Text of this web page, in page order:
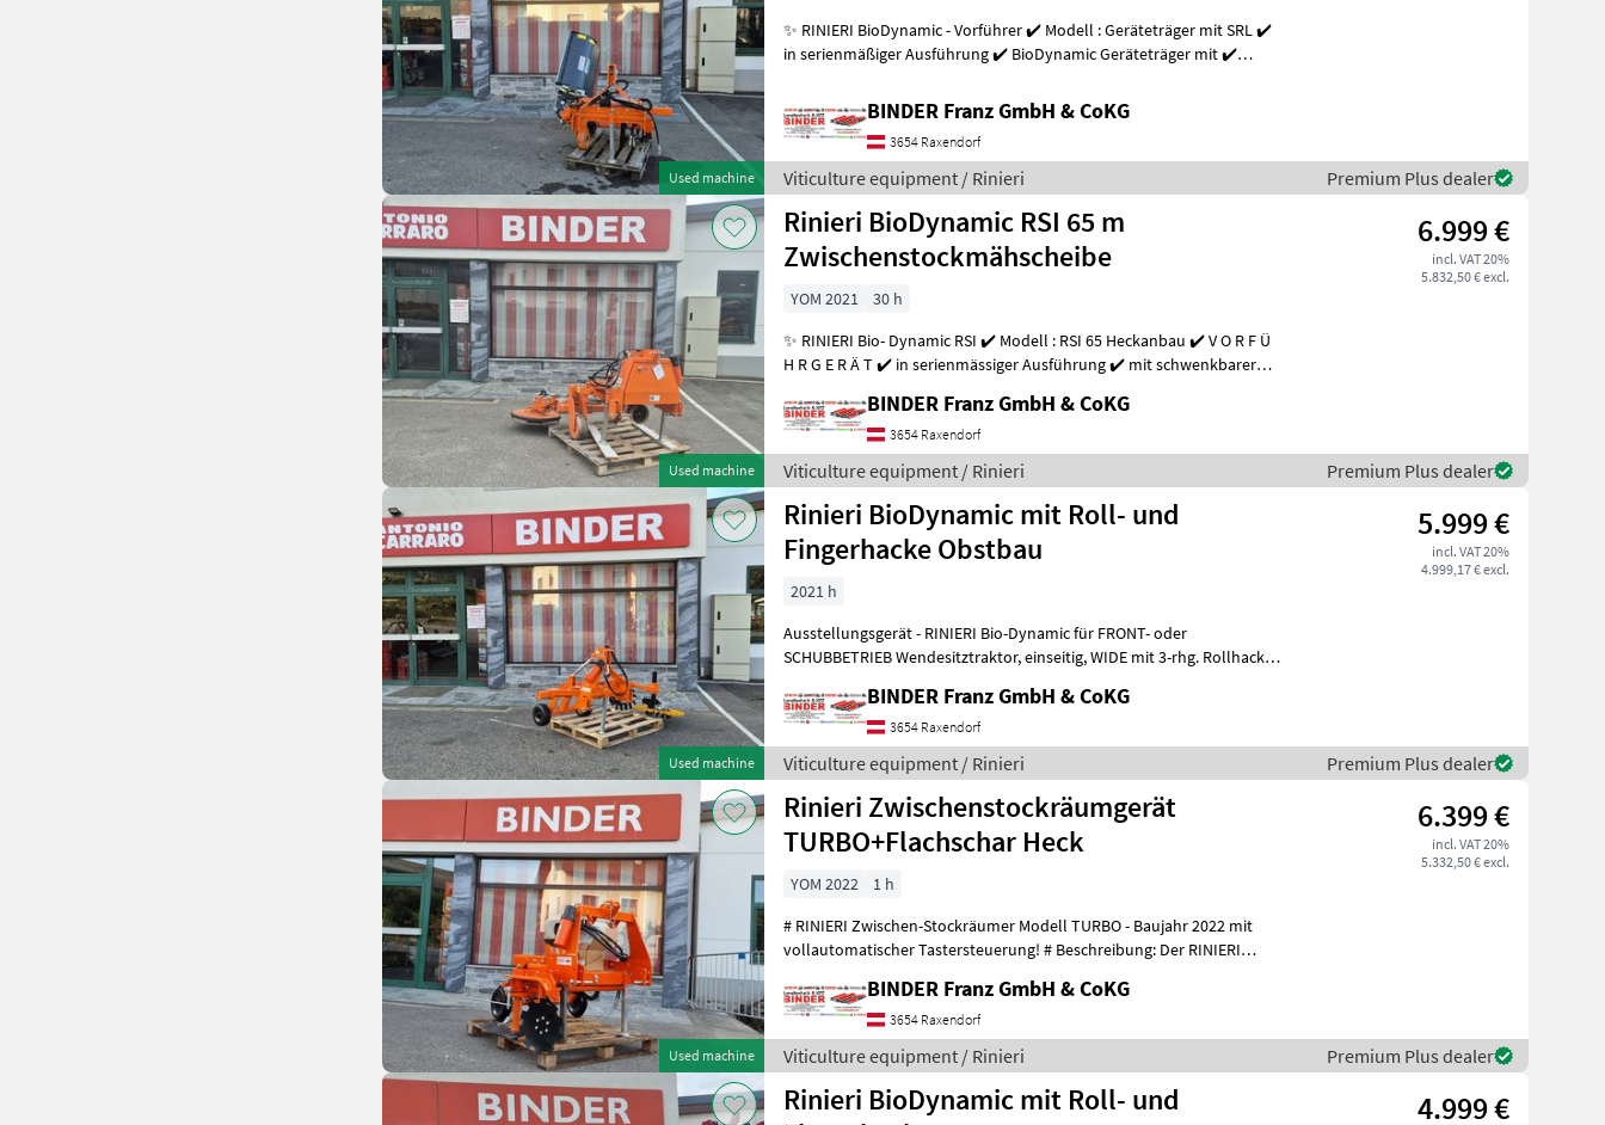
Used machine
✨ RINIERI BioDynamic - Vorführer ✔️ Modell : Geräteträger mit SRL ✔️
in serienmäßiger Ausführung ✔️ BioDynamic Geräteträger mit ✔️
BINDER Franz GmbH & CoKG
3654 Raxendorf
Viticulture equipment / Rinieri Premium Plus dealer
Used machine
Rinieri BioDynamic RSI 65 m
Zwischenstockmähscheibe
6.999 €
incl. VAT 20%
5.832,50 € excl.
YOM 2021
30 h
✨ RINIERI Bio- Dynamic RSI ✔️ Modell : RSI 65 Heckanbau ✔️ V O R F Ü
H R G E R Ä T ✔️ in serienmässiger Ausführung ✔️ mit schwenkbarer
BINDER Franz GmbH & CoKG
3654 Raxendorf
Viticulture equipment / Rinieri Premium Plus dealer
Used machine
Rinieri BioDynamic mit Roll- und
Fingerhacke Obstbau
5.999 €
incl. VAT 20%
4.999,17 € excl.
2021 h
Ausstellungsgerät - RINIERI Bio-Dynamic für FRONT- oder
SCHUBBETRIEB Wendesitztraktor, einseitig, WIDE mit 3-rhg. Rollhacke
BINDER Franz GmbH & CoKG
3654 Raxendorf
Viticulture equipment / Rinieri Premium Plus dealer
Used machine
Rinieri Zwischenstockräumgerät
TURBO+Flachschar Heck
6.399 €
incl. VAT 20%
5.332,50 € excl.
YOM 2022
1 h
# RINIERI Zwischen-Stockräumer Modell TURBO - Baujahr 2022 mit
vollautomatischer Tastersteuerung! # Beschreibung: Der RINIERI
BINDER Franz GmbH & CoKG
3654 Raxendorf
Viticulture equipment / Rinieri Premium Plus dealer
Rinieri BioDynamic mit Roll- und
4.999 €